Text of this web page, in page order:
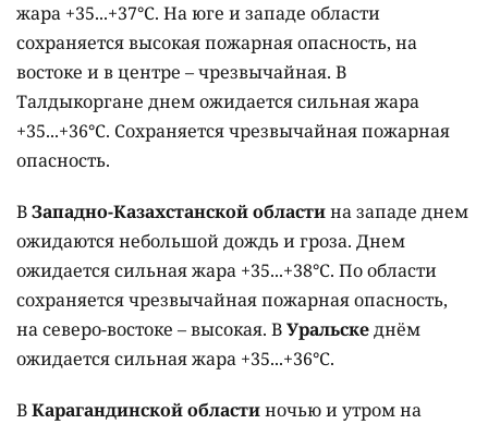
жара +35...+37°C. На юге и западе области
сохраняется высокая пожарная опасность, на
востоке и в центре – чрезвычайная. В
Талдыкоргане днем ожидается сильная жара
+35...+36°C. Сохраняется чрезвычайная пожарная
опасность.
ВЗападно-Казахстанской областина западе днем
ожидаются небольшой дождь и гроза. Днем
ожидается сильная жара +35...+38°C. По области
сохраняется чрезвычайная пожарная опасность,
на северо-востоке – высокая. ВУральскеднём
ожидается сильная жара +35...+36°C.
ВКарагандинской областиночью и утром на